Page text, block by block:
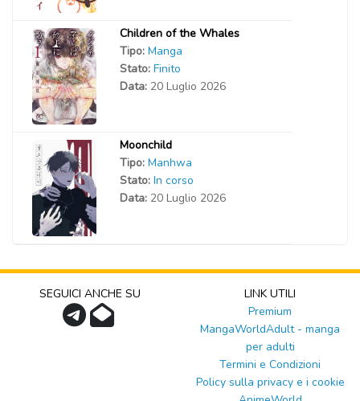
Children of the Whales
Tipo: Manga
Stato: Finito
Data: 20 Luglio 2026
Moonchild
Tipo: Manhwa
Stato: In corso
Data: 20 Luglio 2026
SEGUICI ANCHE SU
LINK UTILI
Premium
MangaWorldAdult - manga
per adulti
Termini e Condizioni
Policy sulla privacy e i cookie